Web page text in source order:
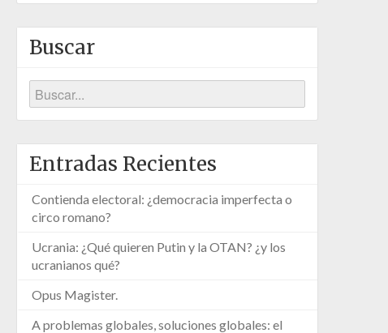
Buscar
Entradas Recientes
Contienda electoral: ¿democracia imperfecta o
circo romano?
Ucrania: ¿Qué quieren Putin y la OTAN? ¿y los
ucranianos qué?
Opus Magister.
A problemas globales, soluciones globales: el